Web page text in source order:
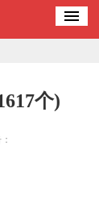
个)